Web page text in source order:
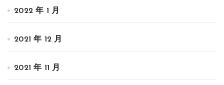
2022 年 1 月
2021 年 12 月
2021 年 11 月